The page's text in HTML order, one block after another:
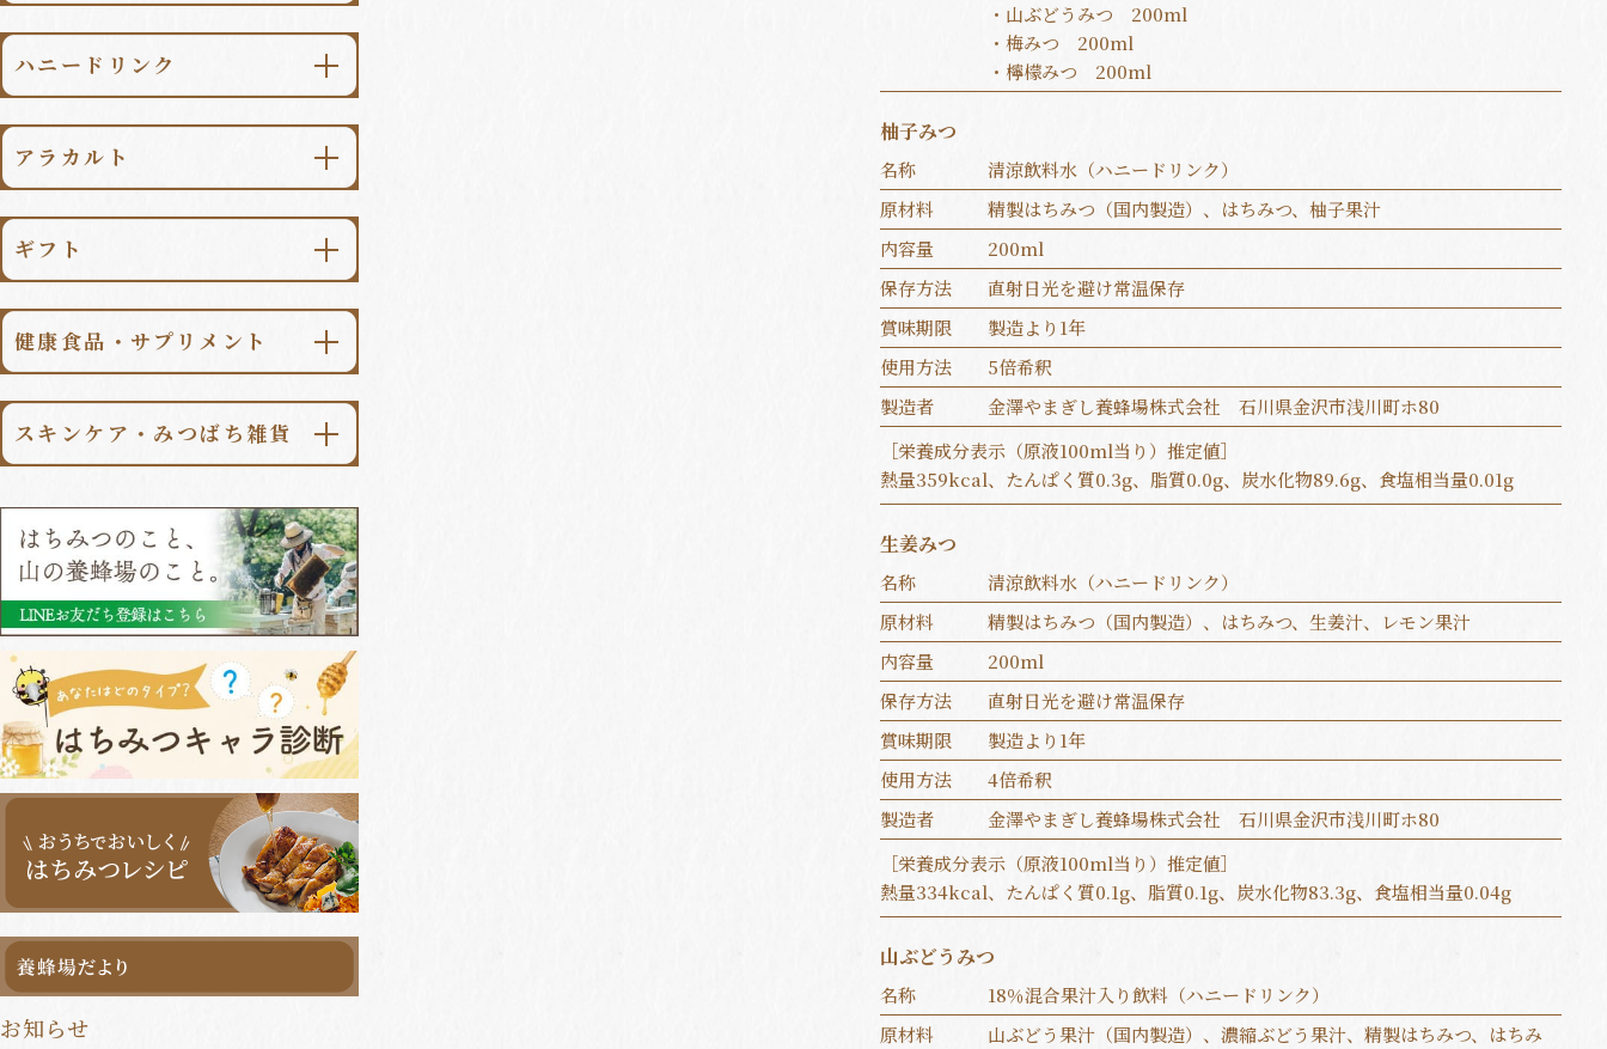
ハニードリンク柚子みつ500ml
\送料無料/
純粋はちみつ食べ比べセット
あかしあ大地
⽇本のはちみつ
世界のはちみつ
マヌカハニー
季節限定はちみつ
ハニードリンク
柚子みつ
梅みつ
檸檬みつ
生姜みつ
山ぶどうみつ
加賀柚子みつ
金澤柚子みつ
季節のハニードリンク
ハニードリンク一覧はこちら
アラカルト
はちみつ漬
スイーツ
調味料・食品
コーヒー・紅茶
アラカルト一覧はこちら
ギフト
シーンで選ぶ
価格で選ぶ
ギフト一覧はこちら
健康⾷品・サプリメント
ローヤルゼリー
桑の葉青汁
ローヤルゼリー⼊無臭にんにく
みつばち健康食品/サプリメント
健康食品定期便
健康食品まとめ買い
一覧はこちら
スキンケア・みつばち雑貨
みつばち雑貨
一覧はこちら
お知らせ
・山ぶどうみつ 200ml
・梅みつ 200ml
・檸檬みつ 200ml
柚子みつ
名称
清涼飲料水（ハニードリンク）
原材料
精製はちみつ（国内製造）、はちみつ、柚子果汁
内容量
200ml
保存方法
直射日光を避け常温保存
賞味期限
製造より1年
使用方法
5倍希釈
製造者
金澤やまぎし養蜂場株式会社 石川県金沢市浅川町ホ80
［栄養成分表示（原液100ml当り）推定値］
熱量359kcal、たんぱく質0.3g、脂質0.0g、炭水化物89.6g、食塩相当量0.01g
生姜みつ
名称
清涼飲料水（ハニードリンク）
原材料
精製はちみつ（国内製造）、はちみつ、生姜汁、レモン果汁
内容量
200ml
保存方法
直射日光を避け常温保存
賞味期限
製造より1年
使用方法
4倍希釈
製造者
金澤やまぎし養蜂場株式会社 石川県金沢市浅川町ホ80
［栄養成分表示（原液100ml当り）推定値］
熱量334kcal、たんぱく質0.1g、脂質0.1g、炭水化物83.3g、食塩相当量0.04g
山ぶどうみつ
名称
18％混合果汁入り飲料（ハニードリンク）
原材料
山ぶどう果汁（国内製造）、濃縮ぶどう果汁、精製はちみつ、はちみ